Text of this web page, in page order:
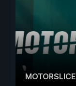
MOTORSLICE